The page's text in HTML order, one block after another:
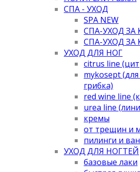
СПА - УХОД
SPA NEW
СПА-УХОД ЗА
СПА-УХОД ЗА
УХОД ДЛЯ НОГ
citrus line
mykosept
грибка)
red wine line
urea line
кремы
от трещин и
пилинги и
УХОД ДЛЯ НОГТЕЙ
базовые лаки